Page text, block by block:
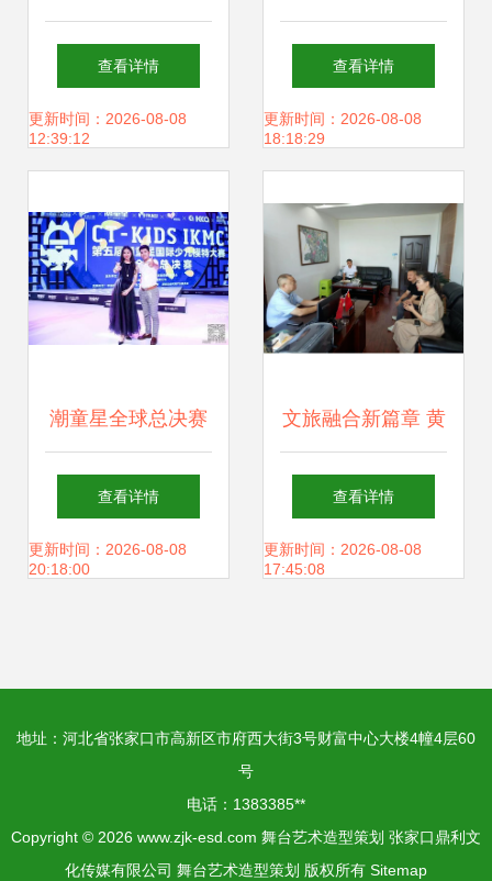
造型的前沿探索与
商业应用
查看详情
更新时间：2026-08-08
12:39:12
助攻99划算节强劲
爆发，“荔枝超级
查看详情
更新时间：2026-08-08
18:18:29
潮童星全球总决赛
特邀评委闫伟 赋予
少年锋芒的舞台艺
查看详情
更新时间：2026-08-08
20:18:00
文旅融合新篇章 黄
果树旅游区与蓝鲸
鱼(杭州)文化旅游
查看详情
更新时间：2026-08-08
17:45:08
地址：河北省张家口市高新区市府西大街3号财富中心大楼4幢4层60
号
电话：1383385**
Copyright © 2026 www.zjk-esd.com 舞台艺术造型策划 张家口鼎利文
化传媒有限公司 舞台艺术造型策划 版权所有 Sitemap